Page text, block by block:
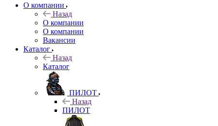
О компании
Назад
О компании
О компании
Вакансии
Каталог
Назад
Каталог
ПИЛОТ
Назад
ПИЛОТ